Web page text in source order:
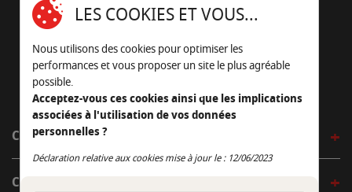
05 45 22 98 09
Nous envoyer un e-mail
CÔTÉ OUTDOOR
CÔTÉ INDOOR
LES COOKIES ET VOUS...
Nous utilisons des cookies pour optimiser les
performances et vous proposer un site le plus agréable
possible.
Acceptez-vous ces cookies ainsi que les implications
associées à l'utilisation de vos données
personnelles ?
Déclaration relative aux cookies mise à jour le : 12/06/2023
Continuer sans accepter